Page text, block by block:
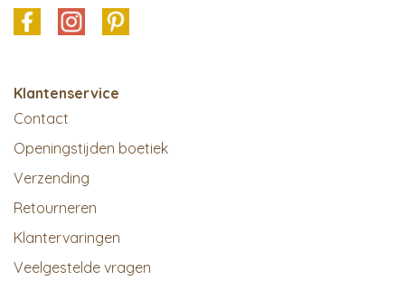
Klantenservice
Contact
Openingstijden boetiek
Verzending
Retourneren
Klantervaringen
Veelgestelde vragen